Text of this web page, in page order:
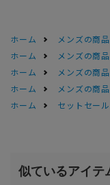
ホーム メンズの商品
ホーム
メンズの商品
ホーム
メンズの商品
ホーム
メンズの商品
ホーム
セットセール